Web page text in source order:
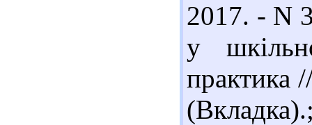
2017. - N
у
практика